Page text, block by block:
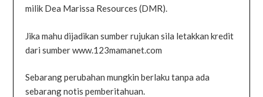
milik Dea Marissa Resources (DMR).
Jika mahu dijadikan sumber rujukan sila letakkan kredit
dari sumber www.123mamanet.com
Sebarang perubahan mungkin berlaku tanpa ada
sebarang notis pemberitahuan.